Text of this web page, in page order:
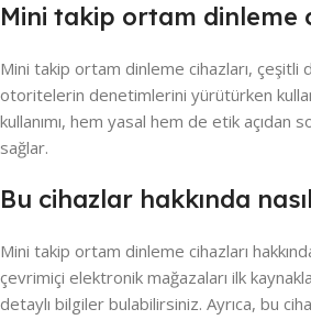
Mini takip ortam dinleme
Mini takip ortam dinleme cihazları,
otoritelerin denetimlerini yürütürken
kullanımı, hem yasal hem de etik açıdan
sağlar.
Bu cihazlar hakkında
Mini takip ortam dinleme cihazları
çevrimiçi elektronik mağazaları ilk
detaylı bilgiler bulabilirsiniz. Ayrıca, bu